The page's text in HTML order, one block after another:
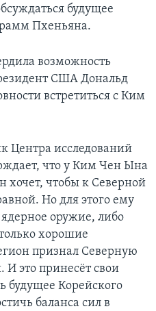
будущее
Пхеньяна.
возможность
США Дональд
встретиться с Ким
Центра исследований
что у Ким Чен Ына
хочет, чтобы к Северной
Но для этого ему
оружие, либо
хорошие
признал Северную
это принесёт свои
будущее Корейского
баланса сил в